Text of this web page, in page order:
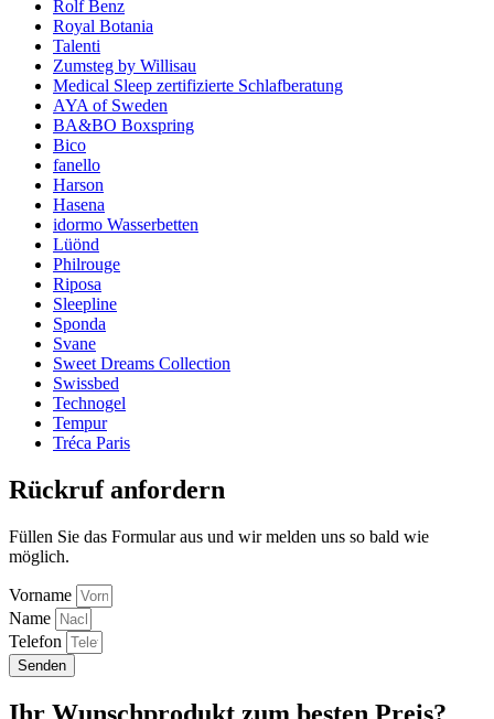
Rolf Benz
Royal Botania
Talenti
Zumsteg by Willisau
Medical Sleep zertifizierte Schlafberatung
AYA of Sweden
BA&BO Boxspring
Bico
fanello
Harson
Hasena
idormo Wasserbetten
Lüönd
Philrouge
Riposa
Sleepline
Sponda
Svane
Sweet Dreams Collection
Swissbed
Technogel
Tempur
Tréca Paris
Rückruf anfordern
Füllen Sie das Formular aus und wir melden uns so bald wie
möglich.
Vorname
Name
Telefon
Senden